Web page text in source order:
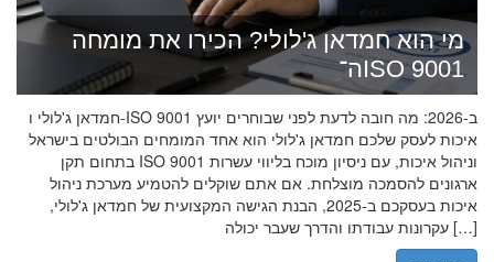
מי הוא חמדאן ג'לולי? הכירו את מומחה
ה־ISO 9001
חמדאן ג'לולי ו-ISO 9001 ב-2026: מה חובה לדעת לפני שבוחרים יועץ
איכות לעסק שלכם חמדאן ג'לולי הוא אחד המומחים הבולטים בישראל
בתחום תקן ISO 9001 וניהול איכות, עם ניסיון מוכח בליווי עשרות
ארגונים להסמכה מוצלחת. אם אתם שוקלים להטמיע מערכת ניהול
איכות בעסקכם ב-2025, הבנת הגישה המקצועית של חמדאן ג'לולי,
עקרונות עבודתו והדרך שעבר יכולה […]